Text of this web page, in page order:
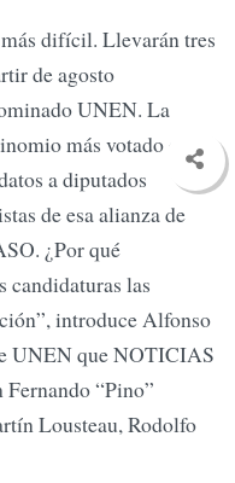
difícil. Llevarán tres
de agosto
UNEN. La
más votado el 22
a diputados
de esa alianza de
¿Por qué
candidaturas las
introduce Alfonso
UNEN que NOTICIAS
“Pino”
Lousteau, Rodolfo